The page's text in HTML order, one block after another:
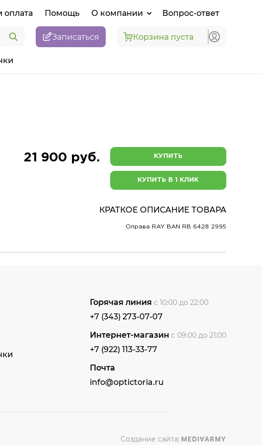
оплата Помощь О компании Вопрос-ответ
Записаться Корзина пуста
21 900 руб. КУПИТЬ
КУПИТЬ В 1 КЛИК
КРАТКОЕ ОПИСАНИЕ ТОВАРА
Оправа RAY BAN RB 6428 2995
Горячая линия с 10:00 до 22:00
+7 (343) 273-07-07
Интернет-магазин с 09:00 до 21:00
+7 (922) 113-33-77
Почта
info@optictoria.ru
Создание сайта: